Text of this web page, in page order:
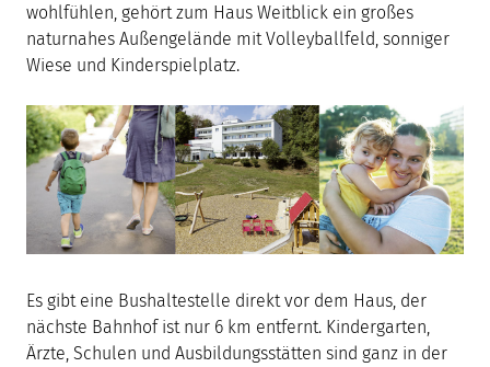
wohlfühlen, gehört zum Haus Weitblick ein großes
naturnahes Außengelände mit Volleyballfeld, sonniger
Wiese und Kinderspielplatz.
Es gibt eine Bushaltestelle direkt vor dem Haus, der
nächste Bahnhof ist nur 6 km entfernt. Kindergarten,
Ärzte, Schulen und Ausbildungsstätten sind ganz in der